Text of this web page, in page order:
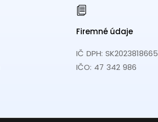
Firemné údaje
IČ DPH: SK2023818665
IČO: 47 342 986